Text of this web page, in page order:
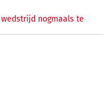
nogmaals te